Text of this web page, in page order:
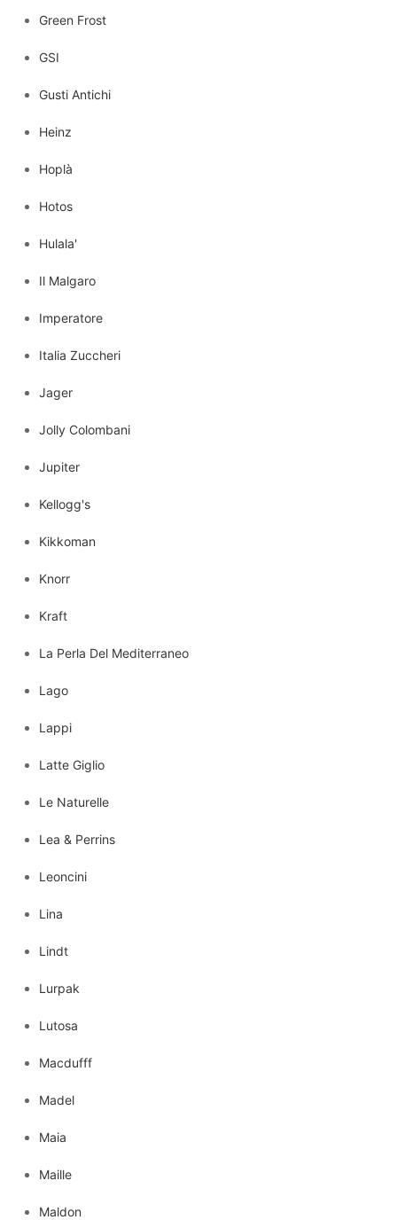
Green Frost
GSI
Gusti Antichi
Heinz
Hoplà
Hotos
Hulala'
Il Malgaro
Imperatore
Italia Zuccheri
Jager
Jolly Colombani
Jupiter
Kellogg's
Kikkoman
Knorr
Kraft
La Perla Del Mediterraneo
Lago
Lappi
Latte Giglio
Le Naturelle
Lea & Perrins
Leoncini
Lina
Lindt
Lurpak
Lutosa
Macdufff
Madel
Maia
Maille
Maldon